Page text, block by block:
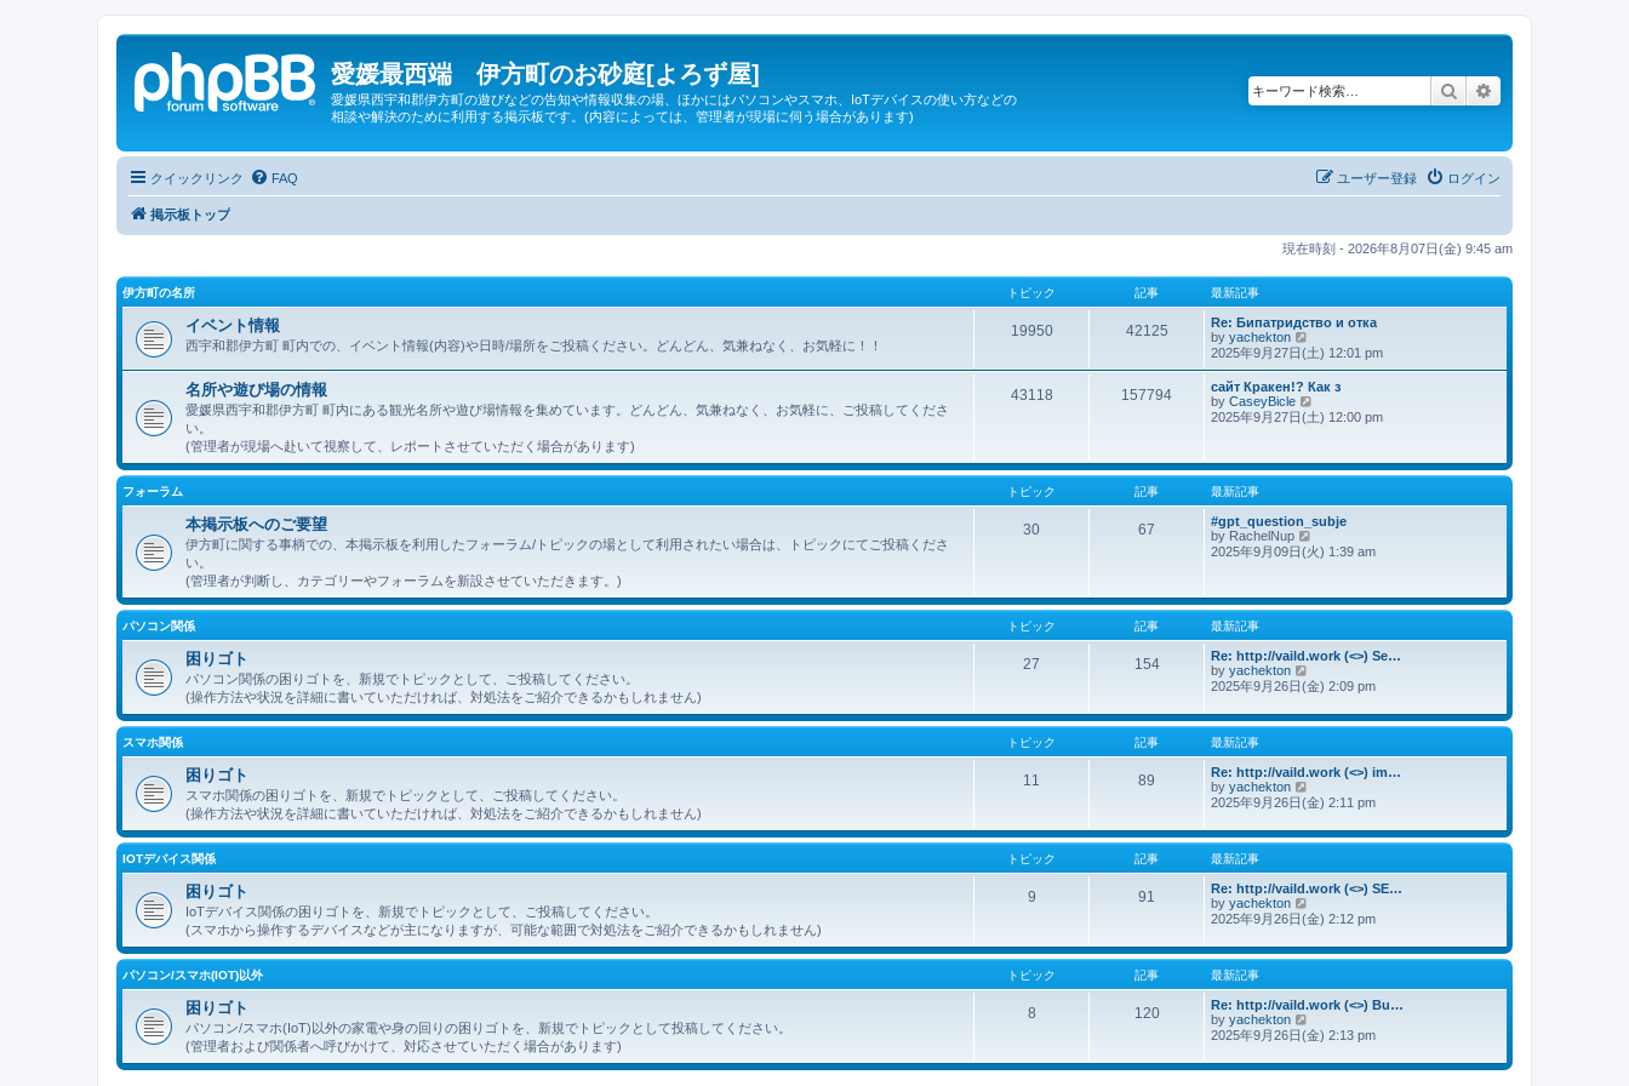
愛媛最西端 伊方町のお砂庭[よろず屋]
愛媛県西宇和郡伊方町の遊びなどの告知や情報収集の場、ほかにはパソコンやスマホ、IoTデバイスの使い方などの
相談や解決のために利用する掲示板です。(内容によっては、管理者が現場に伺う場合があります)
検索
クイックリンク FAQ ログイン
ユーザー登録
掲示板トップ
現在時刻 - 2026年8月07日(金) 9:45 am
伊方町の名所 トピック 記事 最新記事
イベント情報
西宇和郡伊方町 町内での、イベント情報(内容)や日時/場所をご投稿ください。どんどん、気兼ねなく、お気軽に！！
19950 42125
Re: Бипатридство и отка
by yachekton
新
記
事
2025年9月27日(土) 12:01 pm
名所や遊び場の情報
愛媛県西宇和郡伊方町 町内にある観光名所や遊び場情報を集めています。どんどん、気兼ねなく、お気軽に、ご投稿してくださ
い。
(管理者が現場へ赴いて視察して、レポートさせていただく場合があります)
43118 157794
сайт Кракен!? Как з
by CaseyBicle
新
2025年9月27日(土) 12:00 pm
フォーラム トピック 記事 最新記事
本掲示板へのご要望
伊方町に関する事柄での、本掲示板を利用したフォーラム/トピックの場として利用されたい場合は、トピックにてご投稿くださ
い。
(管理者が判断し、カテゴリーやフォーラムを新設させていただきます。)
30 67
#gpt_question_subje
by RachelNup
新
2025年9月09日(火) 1:39 am
パソコン関係 トピック 記事 最新記事
困りゴト
パソコン関係の困りゴトを、新規でトピックとして、ご投稿してください。
(操作方法や状況を詳細に書いていただければ、対処法をご紹介できるかもしれません)
27 154
Re: http://vaild.work (<>) Se…
by yachekton
新
事
2025年9月26日(金) 2:09 pm
スマホ関係 トピック 記事 最新記事
困りゴト
スマホ関係の困りゴトを、新規でトピックとして、ご投稿してください。
(操作方法や状況を詳細に書いていただければ、対処法をご紹介できるかもしれません)
11 89
Re: http://vaild.work (<>) im…
by yachekton
新
事
2025年9月26日(金) 2:11 pm
IOTデバイス関係 トピック 記事 最新記事
困りゴト
IoTデバイス関係の困りゴトを、新規でトピックとして、ご投稿してください。
(スマホから操作するデバイスなどが主になりますが、可能な範囲で対処法をご紹介できるかもしれません)
9 91
Re: http://vaild.work (<>) SE…
by yachekton
新
事
2025年9月26日(金) 2:12 pm
パソコン/スマホ(IOT)以外 トピック 記事 最新記事
困りゴト
パソコン/スマホ(IoT)以外の家電や身の回りの困りゴトを、新規でトピックとして投稿してください。
(管理者および関係者へ呼びかけて、対応させていただく場合があります)
8 120
Re: http://vaild.work (<>) Bu…
by yachekton
新
事
2025年9月26日(金) 2:13 pm